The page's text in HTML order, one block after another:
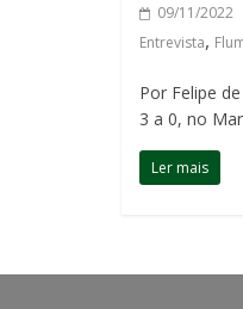
09/11/2022
Entrevista,
Por Felipe
3 a 0, no
Ler mais